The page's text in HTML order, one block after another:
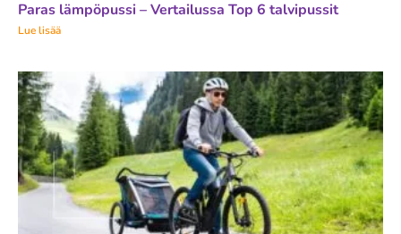
Paras lämpöpussi – Vertailussa Top 6 talvipussit
Lue lisää